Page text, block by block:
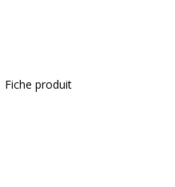
Fiche produit